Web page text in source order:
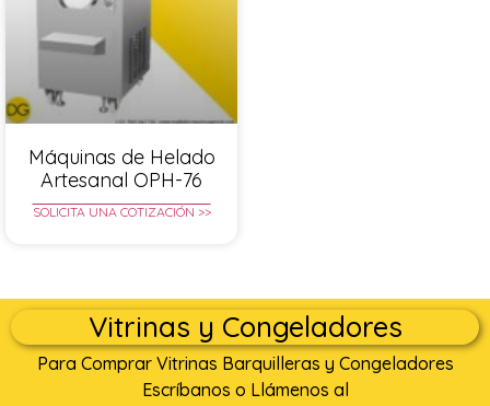
Máquinas de Helado
Artesanal OPH-76
SOLICITA UNA COTIZACIÓN >>
Vitrinas y Congeladores
Para Comprar Vitrinas Barquilleras y Congeladores
Escríbanos o Llámenos al